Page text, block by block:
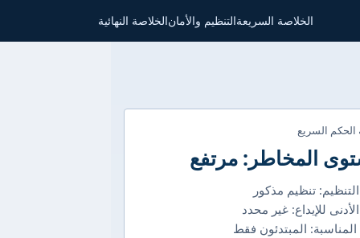
الخلاصة السريعةالتنظيم والأمانالخلاصة النهائية
الحكم السريع
المخاطر: مرتفع
تنظيم مذكور
للإيداع: غير محدد
المناسبة: المبتدئون فقط